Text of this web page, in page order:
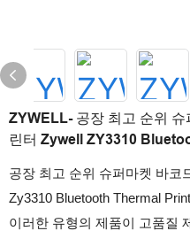
ZYWELL- 공장 최고 순위
린터 Zywell ZY3310
공장 최고 순위 슈퍼마켓 바코
Zy3310 Bluetooth Thermal
이러한 유형의 제품이 고품질